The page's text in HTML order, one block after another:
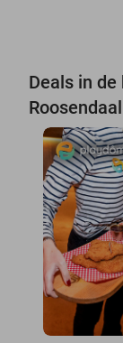
Deals in
Roosendaal